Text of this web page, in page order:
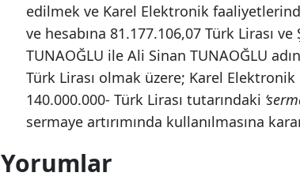
edilmek ve Karel Elektronik
ve hesabına 81.177.106,07 Türk Lirası
TUNAOĞLU ile Ali Sinan TUNAOĞLU
Türk Lirası olmak üzere; Karel
140.000.000- Türk Lirası tutarındaki
sermaye artırımında kullanılmasına
Yorumlar